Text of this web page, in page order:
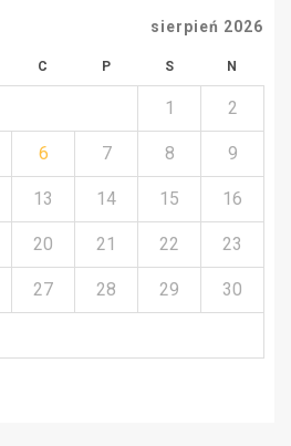
sierpień 2026
C P S N
1 2
6 7 8 9
13 14 15 16
20 21 22 23
27 28 29 30